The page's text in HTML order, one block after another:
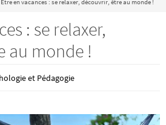
Être en vacances : se relaxer, découvrir, être au monde !
: se relaxer,
au monde !
et Pédagogie